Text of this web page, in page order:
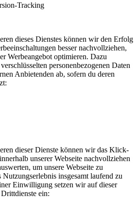
Tracking
dieses Dienstes können wir den Erfolg
besser nachvollziehen,
Werbeangebot optimieren. Dazu
personenbezogenen Daten
Anbietenden ab, sofern du deren
dieser Dienste können wir das Klick-
unserer Webseite nachvollziehen
um unsere Webseite zu
Nutzungserlebnis insgesamt laufend zu
Einwilligung setzen wir auf dieser
ein: